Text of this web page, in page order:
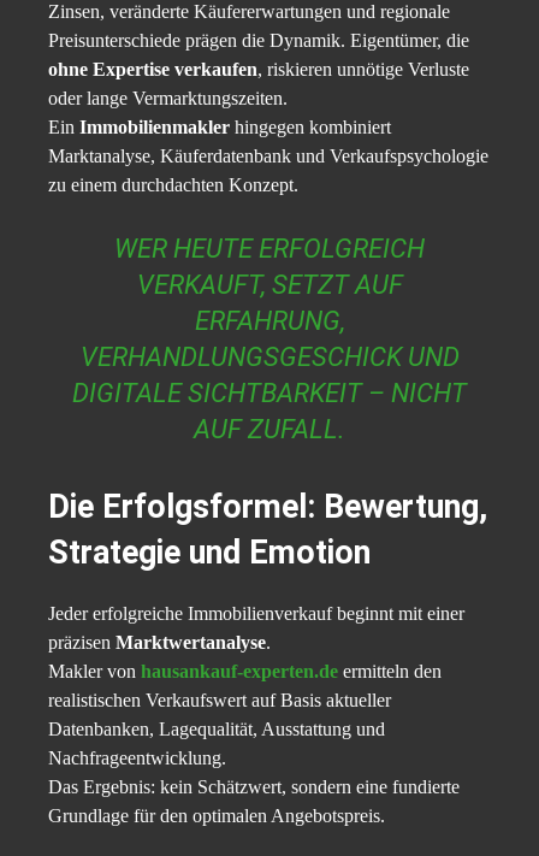
Zinsen, veränderte Käufererwartungen und regionale
Preisunterschiede prägen die Dynamik. Eigentümer, die
ohne Expertise verkaufen, riskieren unnötige Verluste
oder lange Vermarktungszeiten.
Ein Immobilienmakler hingegen kombiniert
Marktanalyse, Käuferdatenbank und Verkaufspsychologie
zu einem durchdachten Konzept.
WER HEUTE ERFOLGREICH
VERKAUFT, SETZT AUF
ERFAHRUNG,
VERHANDLUNGSGESCHICK UND
DIGITALE SICHTBARKEIT – NICHT
AUF ZUFALL.
Die Erfolgsformel: Bewertung,
Strategie und Emotion
Jeder erfolgreiche Immobilienverkauf beginnt mit einer
präzisen Marktwertanalyse.
Makler von hausankauf-experten.de ermitteln den
realistischen Verkaufswert auf Basis aktueller
Datenbanken, Lagequalität, Ausstattung und
Nachfrageentwicklung.
Das Ergebnis: kein Schätzwert, sondern eine fundierte
Grundlage für den optimalen Angebotspreis.